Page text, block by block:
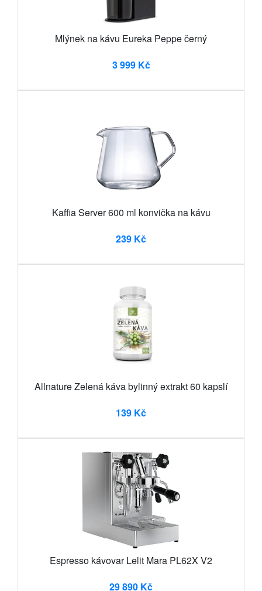
Mlýnek na kávu Eureka Peppe černý
3 999 Kč
Kaffia Server 600 ml konvička na kávu
239 Kč
Allnature Zelená káva bylinný extrakt 60 kapslí
139 Kč
Espresso kávovar Lelit Mara PL62X V2
29 890 Kč